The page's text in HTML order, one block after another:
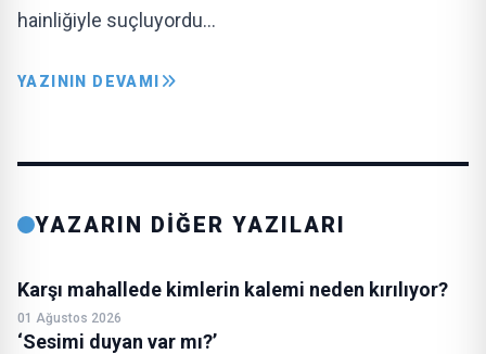
hainliğiyle suçluyordu…
YAZININ DEVAMI
YAZARIN DİĞER YAZILARI
Karşı mahallede kimlerin kalemi neden kırılıyor?
01 Ağustos 2026
‘Sesimi duyan var mı?’